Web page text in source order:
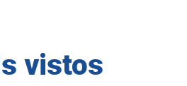
vistos